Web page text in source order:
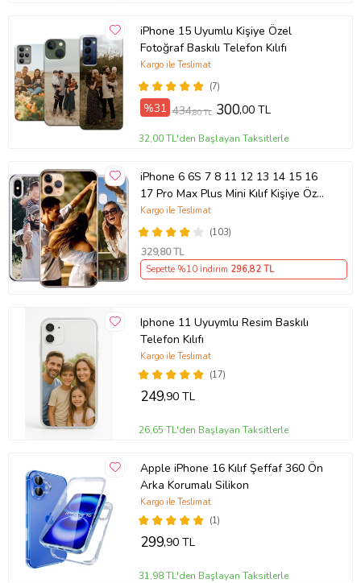
iPhone 15 Uyumlu Kişiye Özel
Fotoğraf Baskılı Telefon Kılıfı
(7)
Kargo ile Teslimat
%31 434,80 TL 300,00 TL
32,00 TL'den Başlayan Taksitlerle
iPhone 6 6S 7 8 11 12 13 14 15 16
17 Pro Max Plus Mini Kılıf Kişiye Özel
Resimli Fotoğraflı Silikon
(103)
Kargo ile Teslimat
329,80 TL
Sepette %10 İndirim 296,82 TL
Iphone 11 Uyuymlu Resim Baskılı
Telefon Kılıfı
(17)
Kargo ile Teslimat
249,90 TL
26,65 TL'den Başlayan Taksitlerle
Apple iPhone 16 Kılıf Şeffaf 360 Ön
Arka Korumalı Silikon
(1)
Kargo ile Teslimat
299,90 TL
31,98 TL'den Başlayan Taksitlerle